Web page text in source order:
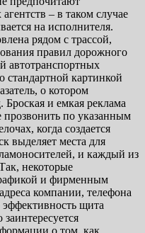
– в таком случае
на исполнителя.
рядом с трассой,
правил дорожного
автотранспортных
стандартной картинкой
о котором
Броская и емкая реклама
прозвонить по указанным
когда создается
выделяет места для
и каждый из
некоторые
и фирменным
компании, телефона
эффективность щита
о том, как